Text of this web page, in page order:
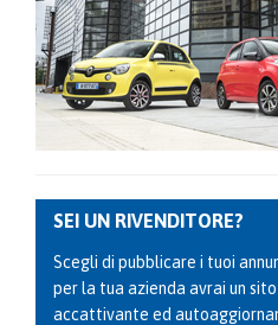
SEI UN RIVENDITORE?
Scegli di pubblicare i tuoi
per la tua azienda avrai un
accattivante ed